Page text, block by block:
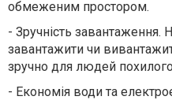
обмеженим простором.
- Зручність завантаження.
завантажити чи
зручно для людей похилого
- Економія води та